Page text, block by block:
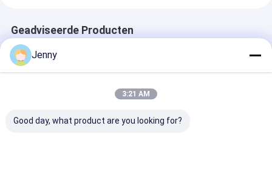
Geadviseerde Producten
Jenny
3:21 AM
Good day, what product are you looking for?